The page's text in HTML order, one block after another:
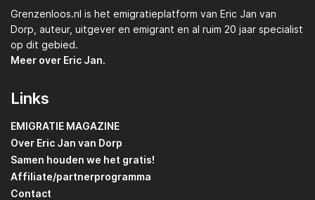
Grenzenloos.nl is het emigratieplatform van Eric Jan van
Dorp, auteur, uitgever en emigrant en al ruim 20 jaar specialist
op dit gebied.
Meer over Eric Jan.
Links
EMIGRATIE MAGAZINE
Over Eric Jan van Dorp
Samen houden we het gratis!
Affiliate/partnerprogramma
Contact